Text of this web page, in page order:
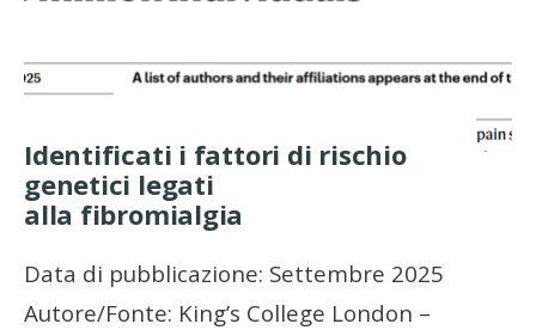
Identificati i fattori di rischio
genetici legati
alla fibromialgia
Data di pubblicazione: Settembre 2025
Autore/Fonte: King’s College London –